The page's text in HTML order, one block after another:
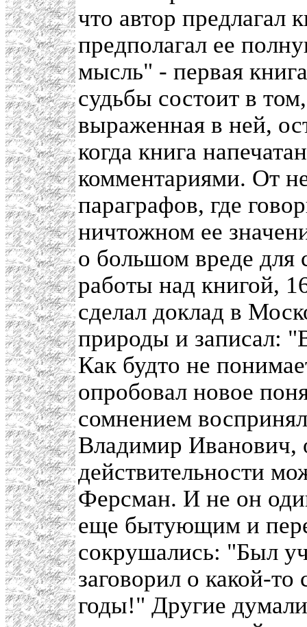
что автор предлагал
предполагал ее
мысль" - первая
судьбы состоит в
выраженная в ней,
когда книга
комментариями. От
параграфов, где
ничтожном ее
о большом вреде
работы над книгой,
сделал доклад в
природы и записал:
Как будто не
опробовал новое
сомнением
Владимир Иванович,
действительности
Ферсман. И не он
еще бытующим и
сокрушались: "Был
заговорил о какой-
годы!" Другие